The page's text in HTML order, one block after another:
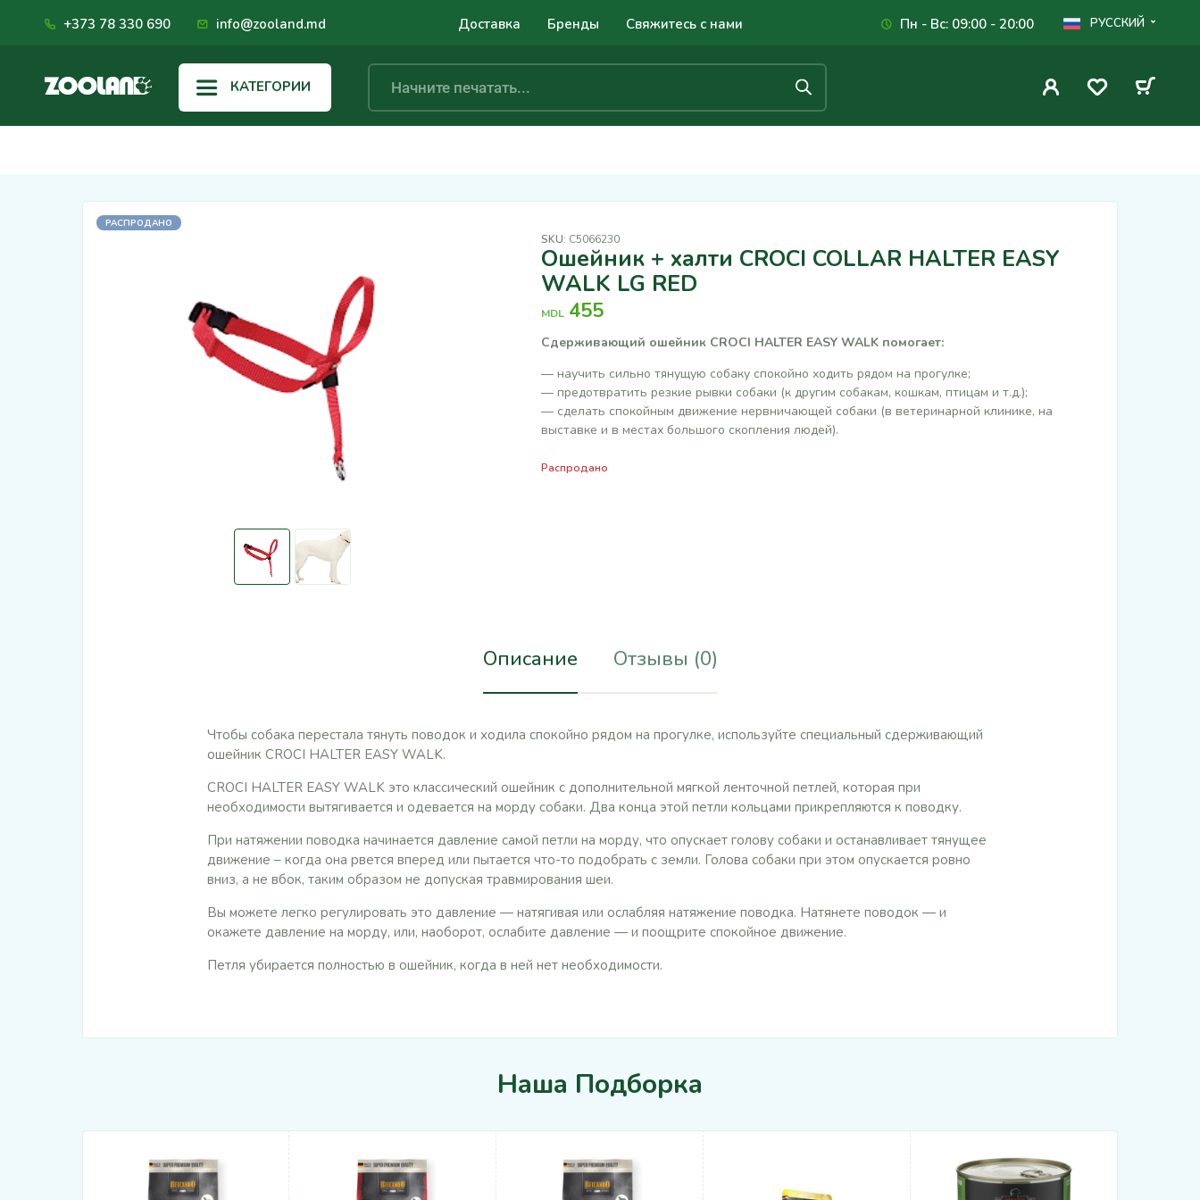
+373 78 330 690 info@zooland.md Доставка Бренды Свяжитесь с нами Пн - Вс: 09:00 - 20:00 РУССКИЙ
КАТЕГОРИИ
РАСПРОДАНО
SKU: C5066230
Ошейник + халти CROCI COLLAR HALTER EASY
WALK LG RED
MDL 455
Сдерживающий ошейник CROCI HALTER EASY WALK помогает:
— научить сильно тянущую собаку спокойно ходить рядом на прогулке;
— предотвратить резкие рывки собаки (к другим собакам, кошкам, птицам и т.д.);
— сделать спокойным движение нервничающей собаки (в ветеринарной клинике, на
выставке и в местах большого скопления людей).
Распродано
Описание Отзывы (0)
Чтобы собака перестала тянуть поводок и ходила спокойно рядом на прогулке, используйте специальный сдерживающий
ошейник CROCI HALTER EASY WALK.
CROCI HALTER EASY WALK это классический ошейник с дополнительной мягкой ленточной петлей, которая при
необходимости вытягивается и одевается на морду собаки. Два конца этой петли кольцами прикрепляются к поводку.
При натяжении поводка начинается давление самой петли на морду, что опускает голову собаки и останавливает тянущее
движение – когда она рвется вперед или пытается что-то подобрать с земли. Голова собаки при этом опускается ровно
вниз, а не вбок, таким образом не допуская травмирования шеи.
Вы можете легко регулировать это давление — натягивая или ослабляя натяжение поводка. Натянете поводок — и
окажете давление на морду, или, наоборот, ослабите давление — и поощрите спокойное движение.
Петля убирается полностью в ошейник, когда в ней нет необходимости.
Наша Подборка